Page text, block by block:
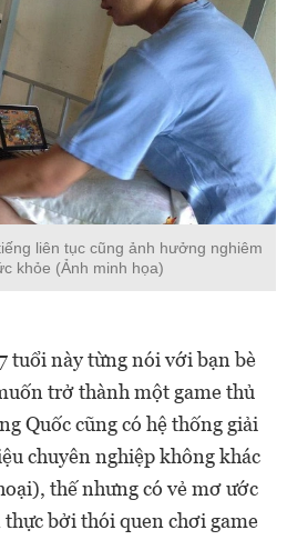
liên tục cũng ảnh hưởng nghiêm
khỏe (Ảnh minh họa)
tuổi này từng nói với bạn bè
trở thành một game thủ
Quốc cũng có hệ thống giải
chuyên nghiệp không khác
thế nhưng có vẻ mơ ước
bởi thói quen chơi game